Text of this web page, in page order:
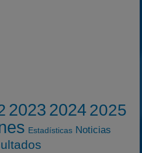
2023 20242025
Estadísticas Noticias